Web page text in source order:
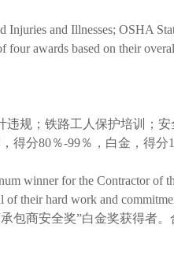
and Illnesses; OSHA
awards based on their
规；铁路工人保护培训；
得分80％-99％，白金，得分
winner for the Contractor
of their hard work and
包商安全奖”白金奖获得者